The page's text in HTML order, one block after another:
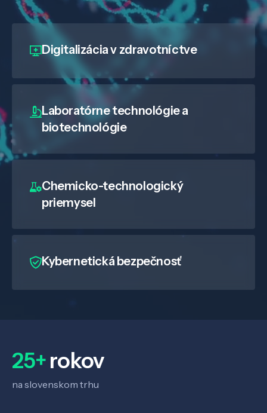
Digitalizáciav zdravotníctve
Laboratórne technológie a
biotechnológie
Chemicko-technologický
priemysel
Kybernetická bezpečnosť
25+rokov
na slovenskom trhu